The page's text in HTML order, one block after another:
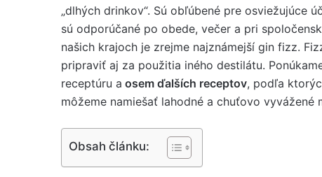
„dlhých drinkov“. Sú obľúbené pre osviežujúce
sú odporúčané po obede, večer a pri
našich krajoch je zrejme najznámejší gin fizz.
pripraviť aj za použitia iného destilátu.
receptúru a osem ďalších receptov, podľa
môžeme namiešať lahodné a chuťovo vyvážené
Obsah článku: